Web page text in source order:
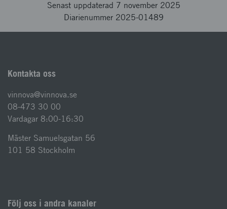
Senast uppdaterad 7 november 2025
Diarienummer 2025-01489
Kontakta oss
vinnova@vinnova.se
08-473 30 00
Vardagar 8:00-16:30
Mäster Samuelsgatan 56
101 58 Stockholm
Följ oss i andra kanaler